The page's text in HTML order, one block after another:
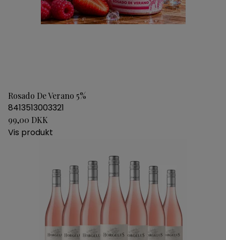
Rosado De Verano 5%
8413513003321
99,00 DKK
Vis produkt